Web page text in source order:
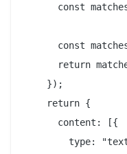
const
const
return
    });
    return {
      content: [{
type: